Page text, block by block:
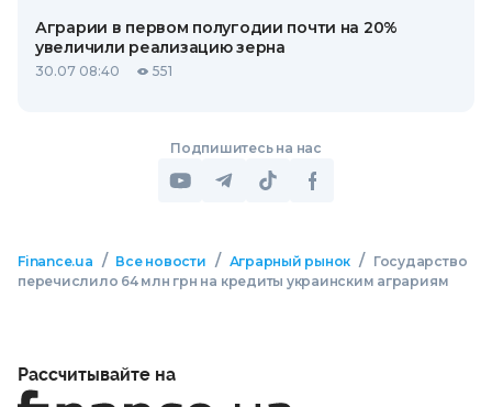
Аграрии в первом полугодии почти на 20%
увеличили реализацию зерна
30.07 08:40 551
Подпишитесь на нас
Finance.ua / Все новости / Аграрный рынок /
Государство
перечислило 64 млн грн на кредиты украинским аграриям
Рассчитывайте на